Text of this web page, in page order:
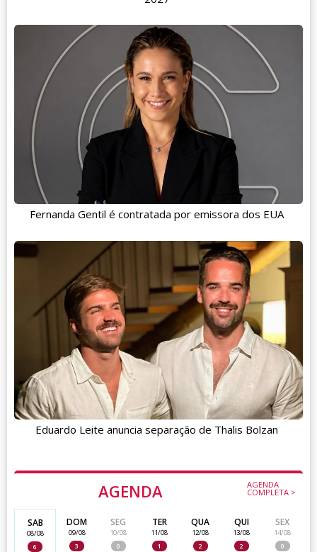
AGENDA AGENDA
COMPLETA >
SAB
08/08
6
DOM
09/08
3
SEG
10/08
0
TER
11/08
1
QUA
12/08
2
QUI
13/08
2
SEX
14/08
0
Fernanda Gentil é contratada por emissora dos EUA
Eduardo Leite anuncia separação de Thalis Bolzan